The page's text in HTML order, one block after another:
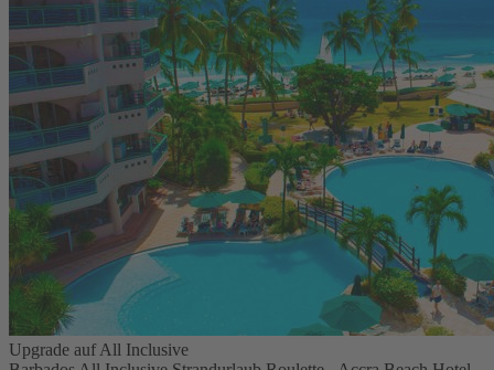
Upgrade auf All Inclusive